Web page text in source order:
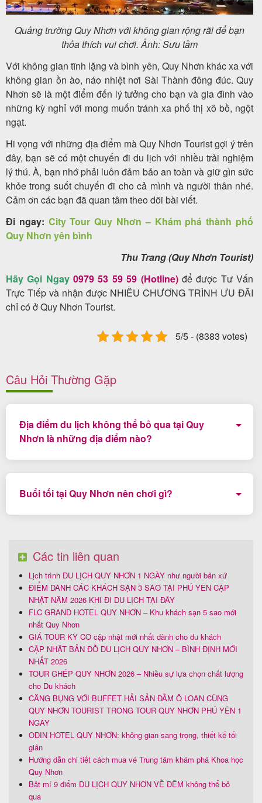
Quảng trường Quy Nhơn với không gian rộng rãi để bạn
thỏa thích vui chơi. Ảnh: Sưu tầm
Với không gian tĩnh lặng và bình yên, Quy Nhơn khác xa với
không gian ồn ào, náo nhiệt nơi Sài Thành đông đúc. Quy
Nhơn sẽ là một điểm đến lý tưởng cho bạn và gia đình vào
những kỳ nghỉ với mong muốn tránh xa phố thị xô bồ, ngột
ngạt.
Hi vọng với những địa điểm mà Quy Nhơn Tourist gợi ý trên
đây, bạn sẽ có một chuyến đi du lịch với nhiều trải nghiệm
lý thú. À, bạn nhớ phải luôn đảm bảo an toàn và giữ gìn sức
khỏe trong suốt chuyến đi cho cả mình và người thân nhé.
Cảm ơn các bạn đã quan tâm theo dõi bài viết.
Đi ngay: City Tour Quy Nhơn – Khám phá thành phố
Quy Nhơn yên bình
Thu Trang (Quy Nhơn Tourist)
Hãy Gọi Ngay 0979 53 59 59 (Hotline) để được Tư Vấn
Trực Tiếp và nhận được NHIỀU CHƯƠNG TRÌNH ƯU ĐÃI
chỉ có ở Quy Nhơn Tourist.
5/5 - (8383 votes)
Câu Hỏi Thường Gặp
Địa điểm du lịch không thể bỏ qua tại Quy
Nhơn là những địa điểm nào?
du khách nhất định không thể bỏ qua.
Buổi tối tại Quy Nhơn nên chơi gì?
khó quên tại Quy Nhơn.
Các tin liên quan
Lịch trình DU LỊCH QUY NHƠN 1 NGÀY như người bản xứ
ĐIỂM DANH CÁC KHÁCH SẠN 3 SAO TẠI PHÚ YÊN CẬP
NHẬT NĂM 2026 KHI ĐI DU LỊCH TẠI ĐÂY
FLC GRAND HOTEL QUY NHƠN – Khu khách sạn 5 sao mới
nhất Quy Nhơn
GIÁ TOUR KỲ CO cập nhật mới nhất dành cho du khách
CẬP NHẬT BẢN ĐỒ DU LỊCH QUY NHƠN – BÌNH ĐỊNH MỚI
NHẤT 2026
TOUR GHÉP QUY NHƠN 2026 – Nhiều sự lựa chọn chất lượng
cho Du khách
CĂNG BỤNG VỚI BUFFET HẢI SẢN ĐẦM Ô LOAN CÙNG
QUY NHƠN TOURIST TRONG TOUR QUY NHƠN PHÚ YÊN 1
NGÀY
ODIN HOTEL QUY NHƠN: không gian sang trọng, thiết kế tối
giản
Hướng dẫn chi tiết cách mua vé Trung tâm khám phá Khoa học
Quy Nhơn
Bật mí 9 điểm DU LỊCH QUY NHƠN VỀ ĐÊM không thể bỏ
qua